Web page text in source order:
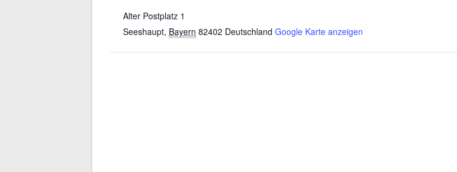
Alter Postplatz 1
Seeshaupt, Bayern 82402 Deutschland Google Karte anzeigen